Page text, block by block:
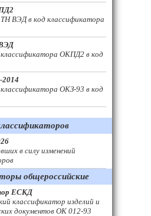
ВЭД в код классификатора
ОКПД2 в код
ОКЗ-93 в код
в силу изменений
общероссийские
ЕСКД
классификатор изделий и
документов ОК 012-93